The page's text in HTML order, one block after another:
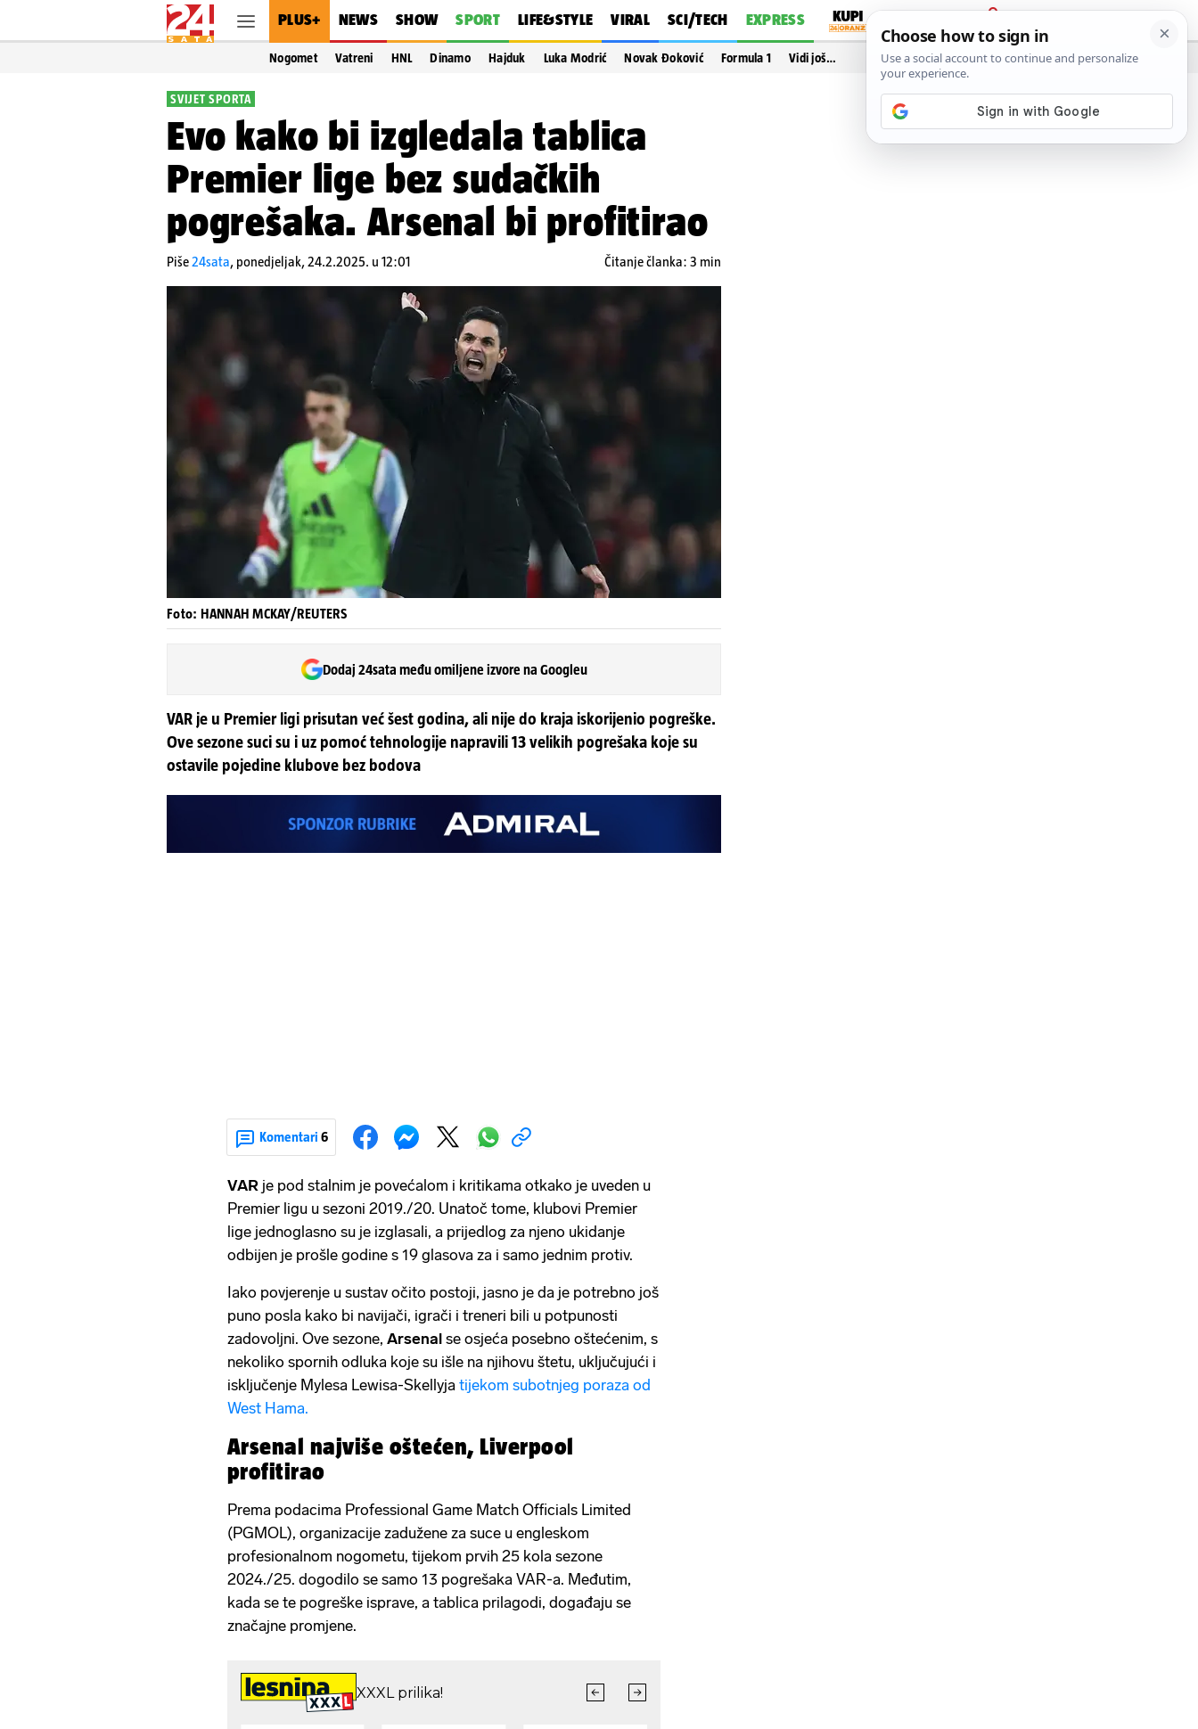
PLUS+ NEWS SHOW SPORT LIFE&STYLE VIRAL SCI/TECH EXPRESS
PRIJAVA
Nogomet Vatreni HNL Dinamo Hajduk Luka Modrić Novak Đoković Formula 1 Vidi još…
SVIJET SPORTA
Evo kako bi izgledala tablica
Premier lige bez sudačkih
pogrešaka. Arsenal bi profitirao
Piše24sata, ponedjeljak, 24.2.2025. u 12:01 Čitanje članka: 3 min
Foto: HANNAH MCKAY/REUTERS
Dodaj 24sata među omiljene izvore na Googleu
VAR je u Premier ligi prisutan već šest godina, ali nije do kraja iskorijenio pogreške.
Ove sezone suci su i uz pomoć tehnologije napravili 13 velikih pogrešaka koje su
ostavile pojedine klubove bez bodova
Komentari 6
VAR je pod stalnim je povećalom i kritikama otkako je uveden u
Premier ligu u sezoni 2019./20. Unatoč tome, klubovi Premier
lige jednoglasno su je izglasali, a prijedlog za njeno ukidanje
odbijen je prošle godine s 19 glasova za i samo jednim protiv.
Iako povjerenje u sustav očito postoji, jasno je da je potrebno još
puno posla kako bi navijači, igrači i treneri bili u potpunosti
zadovoljni. Ove sezone, Arsenal se osjeća posebno oštećenim, s
nekoliko spornih odluka koje su išle na njihovu štetu, uključujući i
isključenje Mylesa Lewisa-Skellyja tijekom subotnjeg poraza od
West Hama.
Arsenal najviše oštećen, Liverpool
profitirao
Prema podacima Professional Game Match Officials Limited
(PGMOL), organizacije zadužene za suce u engleskom
profesionalnom nogometu, tijekom prvih 25 kola sezone
2024./25. dogodilo se samo 13 pogrešaka VAR-a. Međutim,
kada se te pogreške isprave, a tablica prilagodi, događaju se
značajne promjene.